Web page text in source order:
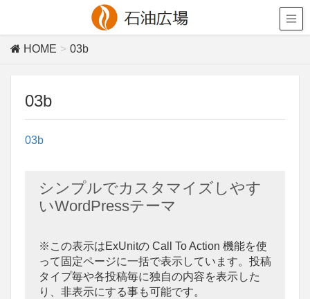
HOME 03b
03b
03b
シンプルでカスタマイズしやす
いWordPressテーマ
※この表示はExUnitの Call To Action 機能を使
って固定ページに一括で表示しています。投稿
タイプ毎や各投稿毎に独自の内容を表示した
り、非表示にする事も可能です。